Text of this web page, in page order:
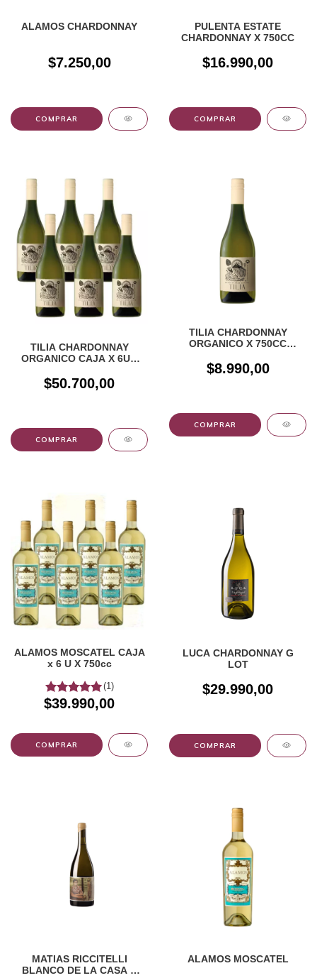
ALAMOS CHARDONNAY
$7.250,00
PULENTA ESTATE
CHARDONNAY X 750CC
$16.990,00
TILIA CHARDONNAY
ORGANICO CAJA X 6UN
$50.700,00
TILIA CHARDONNAY
ORGANICO X 750CC
$8.990,00
ALAMOS MOSCATEL CAJA
x 6 U X 750cc
(1)
$39.990,00
LUCA CHARDONNAY G
LOT
$29.990,00
MATIAS RICCITELLI
BLANCO DE LA CASA X
ALAMOS MOSCATEL